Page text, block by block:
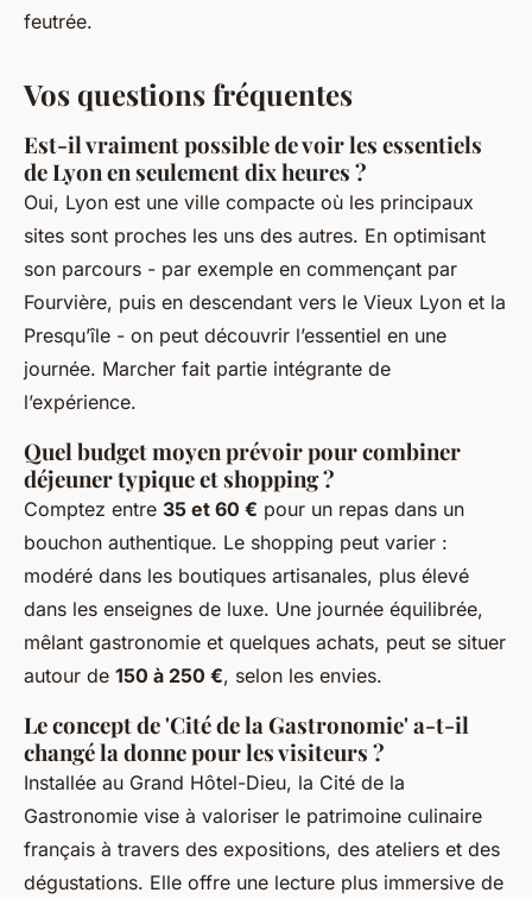
feutrée.
Vos questions fréquentes
Est-il vraiment possible de voir les essentiels
de Lyon en seulement dix heures ?
Oui, Lyon est une ville compacte où les principaux
sites sont proches les uns des autres. En optimisant
son parcours - par exemple en commençant par
Fourvière, puis en descendant vers le Vieux Lyon et la
Presqu’île - on peut découvrir l’essentiel en une
journée. Marcher fait partie intégrante de
l’expérience.
Quel budget moyen prévoir pour combiner
déjeuner typique et shopping ?
Comptez entre 35 et 60 € pour un repas dans un
bouchon authentique. Le shopping peut varier :
modéré dans les boutiques artisanales, plus élevé
dans les enseignes de luxe. Une journée équilibrée,
mêlant gastronomie et quelques achats, peut se situer
autour de 150 à 250 €, selon les envies.
Le concept de 'Cité de la Gastronomie' a-t-il
changé la donne pour les visiteurs ?
Installée au Grand Hôtel-Dieu, la Cité de la
Gastronomie vise à valoriser le patrimoine culinaire
français à travers des expositions, des ateliers et des
dégustations. Elle offre une lecture plus immersive de